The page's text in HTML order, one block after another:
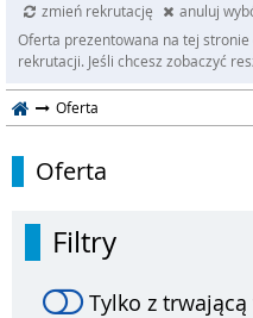
zmień rekrutację
anuluj
Oferta prezentowana na tej
rekrutacji. Jeśli chcesz zobaczyć
Oferta
Oferta
Filtry
Tylko z